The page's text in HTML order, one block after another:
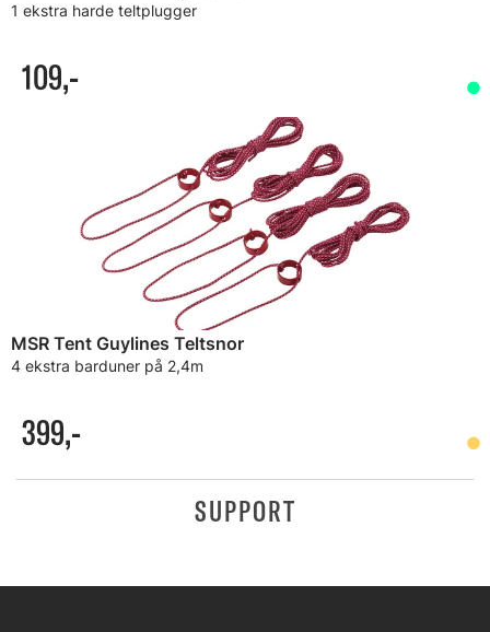
1 ekstra harde teltplugger
109,-
MSR Tent Guylines Teltsnor
4 ekstra barduner på 2,4m
399,-
SUPPORT